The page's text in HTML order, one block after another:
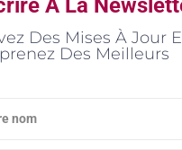
A La
Des Mises À Jour
Des Meilleurs